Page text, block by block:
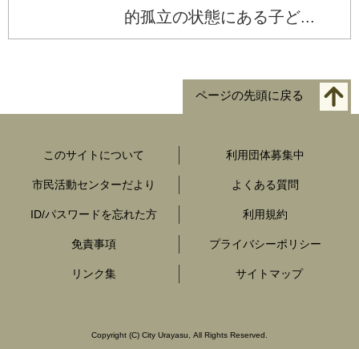
的孤立の状態にある子ど...
ページの先頭に戻る
このサイトについて 利用団体募集中
市民活動センターだより よくある質問
ID/パスワードを忘れた方 利用規約
免責事項 プライバシーポリシー
リンク集 サイトマップ
Copyright (C) City Urayasu All Rights Reserved.